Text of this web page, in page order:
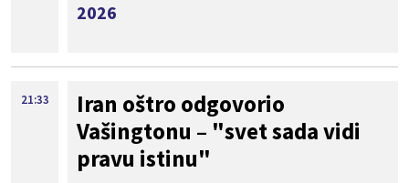
2026
21:33
Iran oštro odgovorio
Vašingtonu – "svet sada vidi
pravu istinu"